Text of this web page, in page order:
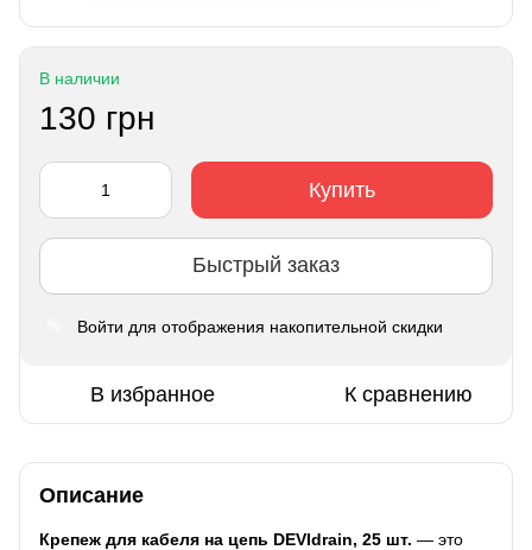
В наличии
130 грн
Купить
Быстрый заказ
Войти для отображения накопительной скидки
В избранное К сравнению
Описание
Крепеж для кабеля на цепь DEVIdrain, 25 шт. — это